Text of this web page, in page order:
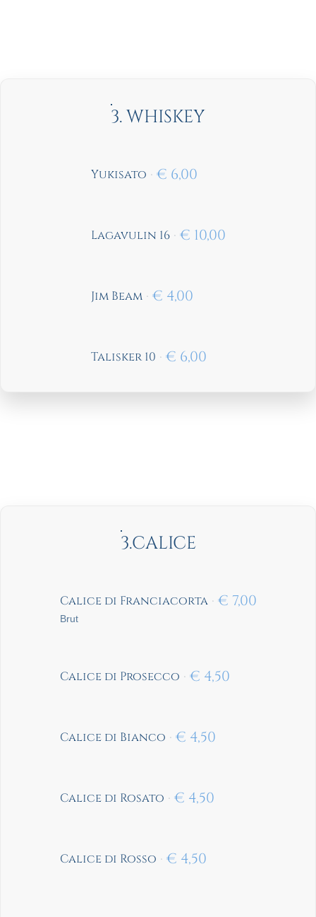
3. WHISKEY
Yukisato € 6,00
Lagavulin 16 € 10,00
Jim Beam € 4,00
Talisker 10 € 6,00
3.CALICE
Calice di Franciacorta € 7,00
Brut
Calice di Prosecco € 4,50
Calice di Bianco € 4,50
Calice di Rosato € 4,50
Calice di Rosso € 4,50